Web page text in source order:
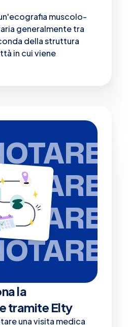
muscolo-
generalmente tra
della struttura
in cui viene
la
tramite Elty
una visita medica